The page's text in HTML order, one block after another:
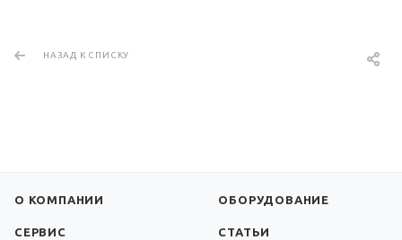
НАЗАД К СПИСКУ
О КОМПАНИИ ОБОРУДОВАНИЕ
СЕРВИС СТАТЬИ